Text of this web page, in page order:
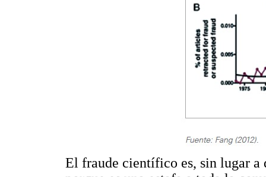
El fraude científico es, sin lugar a